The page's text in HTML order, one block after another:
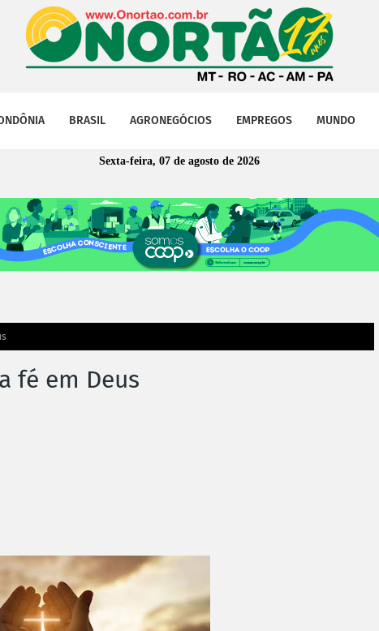
BRASIL AGRONEGÓCIOS EMPREGOS MUNDO
Sexta-feira, 07 de agosto de 2026
fé em Deus